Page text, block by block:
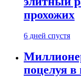
прохожих
6 дней спустя
поцелуя в